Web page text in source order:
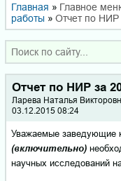
Главная » Главное
работы » Отчет по НИР
Отчет по НИР за
Ларева Наталья
03.12.2015 08:24
Уважаемые заведующие
(включительно)
научных исследований